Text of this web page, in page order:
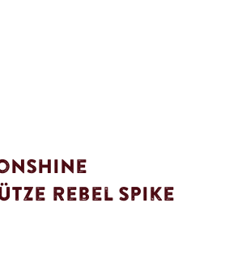
Rebel Spike